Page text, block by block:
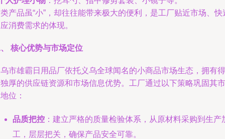
产品虽“小”，却往往能带来极大的便利，是工厂贴近市场、快
消费需求的体现。
核心优势与市场定位
市雄霸日用品厂依托义乌全球闻名的小商品市场生态，拥有得
厚的供应链资源和市场信息优势。工厂通过以下策略巩固其市
位：
品质把控 ：建立严格的质量检验体系，从原材料采购到生产
工，层层把关，确保产品安全可靠。